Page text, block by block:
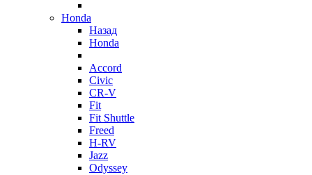
Honda
Назад
Honda
Accord
Civic
CR-V
Fit
Fit Shuttle
Freed
H-RV
Jazz
Odyssey